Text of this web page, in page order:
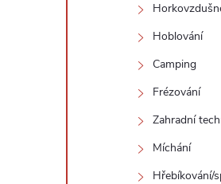
Hoblování
Camping
Frézování
Zahradní
Míchání
Hřebíkování/